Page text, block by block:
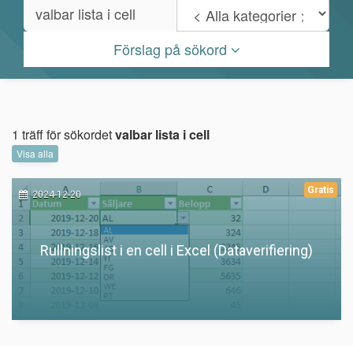
Förslag på sökord
1 träff för sökordetvalbar lista i cell
Visa alla
Gratis
2024-12-20
Rullningslist i en cell i Excel (Dataverifiering)